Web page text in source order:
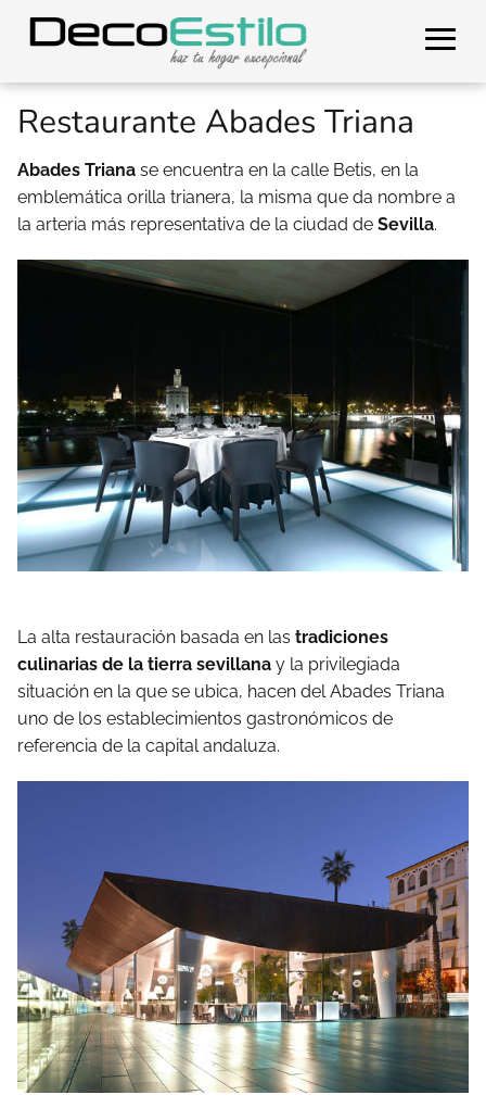
Restaurante Abades Triana
Abades Triana se encuentra en la calle Betis, en la
emblemática orilla trianera, la misma que da nombre a
la arteria más representativa de la ciudad de Sevilla.
La alta restauración basada en las tradiciones
culinarias de la tierra sevillana y la privilegiada
situación en la que se ubica, hacen del Abades Triana
uno de los establecimientos gastronómicos de
referencia de la capital andaluza.